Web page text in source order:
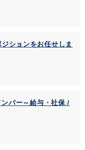
ションをお任せしま
バー～給与・社保 /